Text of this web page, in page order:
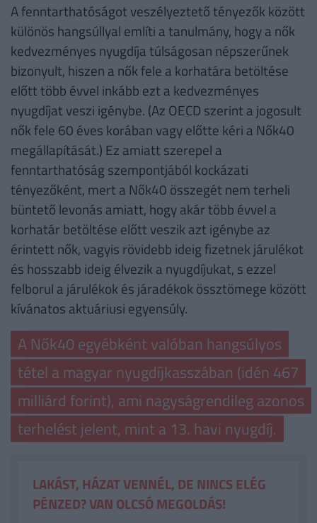
A fenntarthatóságot veszélyeztető tényezők között
különös hangsúllyal említi a tanulmány, hogy a nők
kedvezményes nyugdíja túlságosan népszerűnek
bizonyult, hiszen a nők fele a korhatára betöltése
előtt több évvel inkább ezt a kedvezményes
nyugdíjat veszi igénybe. (Az OECD szerint a jogosult
nők fele 60 éves korában vagy előtte kéri a Nők40
megállapítását.) Ez amiatt szerepel a
fenntarthatóság szempontjából kockázati
tényezőként, mert a Nők40 összegét nem terheli
büntető levonás amiatt, hogy akár több évvel a
korhatár betöltése előtt veszik azt igénybe az
érintett nők, vagyis rövidebb ideig fizetnek járulékot
és hosszabb ideig élvezik a nyugdíjukat, s ezzel
felborul a járulékok és járadékok össztömege között
kívánatos aktuáriusi egyensúly.
A Nők40 egyébként valóban hangsúlyos
tétel a magyar nyugdíjkasszában (idén 467
milliárd forint), ami nagyságrendileg azonos
terhelést jelent, mint a 13. havi nyugdíj.
LAKÁST, HÁZAT VENNÉL, DE NINCS ELÉG
PÉNZED? VAN OLCSÓ MEGOLDÁS!